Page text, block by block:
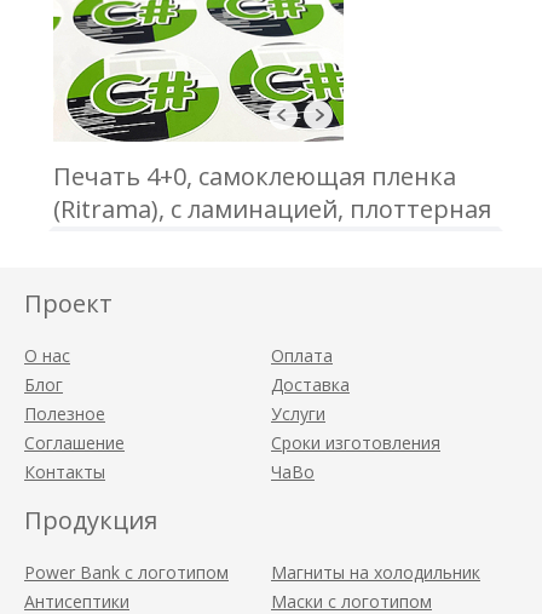
Печать 4+0, самоклеющая пленка
(Ritrama), с ламинацией, плоттерная
Проект
О нас
Блог
Полезное
Соглашение
Контакты
Оплата
Доставка
Услуги
Сроки изготовления
ЧаВо
Продукция
Power Bank с логотипом
Антисептики
Магниты на холодильник
Маски с логотипом